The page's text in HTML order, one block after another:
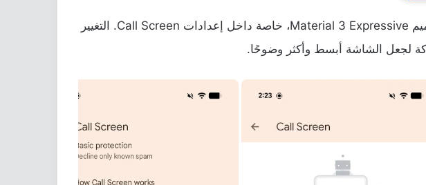
بالتوازي مع ذلك، تعمل جوجل على تحديث أجزاء إضافية من تطبيق Google Phone بتصميم Material 3 Expressive، خاصة داخل إعدادات Call Screen. التغيير
لجعل الشاشة أبسط وأكثر وضوحًا.